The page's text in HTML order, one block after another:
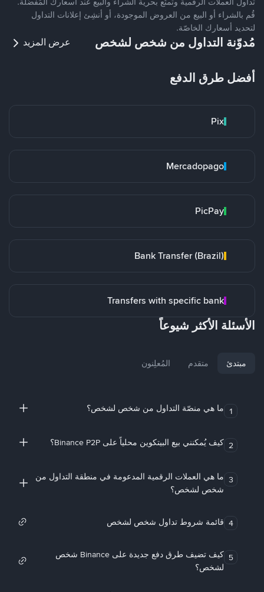
قُم بالشراء أو البيع من العروض الموجودة، أو أنشِئ إعلانات التداول
لتحديد أسعارك الخاصّة.
مُدوّنة التداول من شخص لشخص عرض المزيد
أفضل طرق الدفع
Pix
Mercadopago
PicPay
Bank Transfer (Brazil)
Transfers with specific bank
الأسئلة الأكثر شيوعاً
مبتدئ متقدم المُعلِنون
1 ما هي منصّة التداول من شخص لشخص؟
2 كيف يُمكنني بيع البيتكوين محلياً على Binance P2P؟
3 ما هي العملات الرقمية المدعومة في منطقة التداول من
شخص لشخص؟
4 قائمة شروط تداول شخص لشخص
5
كيف تضيف طرق دفع جديدة على Binance شخص
لشخص؟